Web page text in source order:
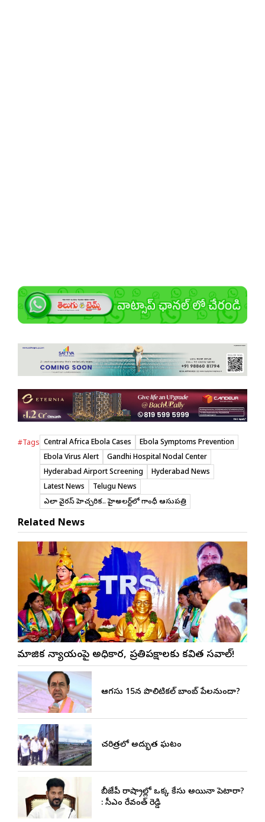
#Tags Central Africa Ebola Cases
Ebola Symptoms Prevention
Ebola Virus Alert
Gandhi Hospital Nodal Center
Hyderabad Airport Screening
Hyderabad News
Latest News
Telugu News
ఎబోలా వైరస్ హెచ్చరిక.. హైఅలర్ట్‌లో గాంధీ ఆసుపత్రి
Related News
సామాజిక న్యాయంపై అధికార, ప్రతిపక్షాలకు కవిత సవాల్!
ఆగస్టు 15న పొలిటికల్ బాంబ్ పేలనుందా?
చరిత్రలో అద్భుత ఘట్టం
బీజేపీ రాష్ట్రాల్లో ఒక్క కేసు అయినా పెట్టారా?
: సీఎం రేవంత్ రెడ్డి